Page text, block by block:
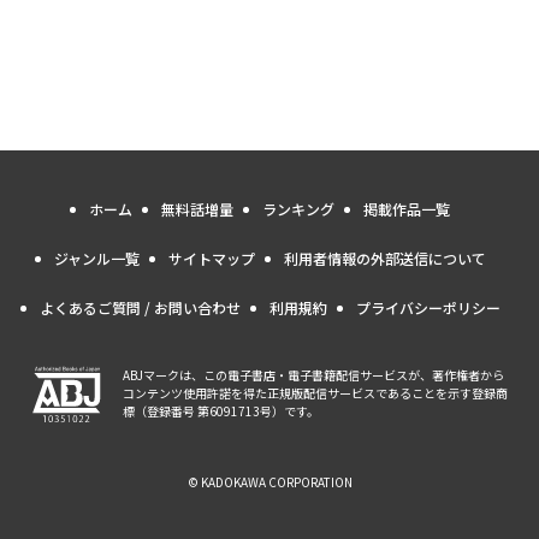
ホーム 無料話増量 ランキング 掲載作品一覧
ジャンル一覧 サイトマップ 利用者情報の外部送信について
よくあるご質問 / お問い合わせ 利用規約 プライバシーポリシー
ABJマークは、この電子書店・電子書籍配信サービスが、著作権者から
コンテンツ使用許諾を得た正規版配信サービスであることを示す登録商
標（登録番号 第6091713号）です。
© KADOKAWA CORPORATION